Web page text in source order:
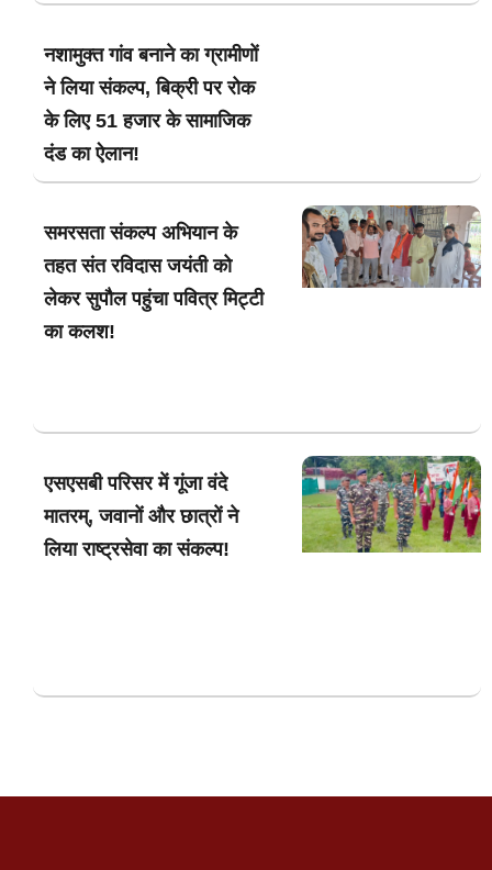
नशामुक्त गांव बनाने का ग्रामीणों
ने लिया संकल्प, बिक्री पर रोक
के लिए 51 हजार के सामाजिक
दंड का ऐलान!
समरसता संकल्प अभियान के
तहत संत रविदास जयंती को
लेकर सुपौल पहुंचा पवित्र मिट्टी
का कलश!
एसएसबी परिसर में गूंजा वंदे
मातरम्, जवानों और छात्रों ने
लिया राष्ट्रसेवा का संकल्प!